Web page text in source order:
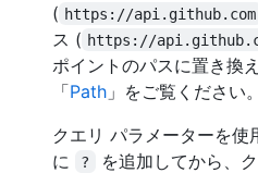
( https://api.github.com
ス ( https://
ポイントのパスに置き換
「Path 」をご覧ください。
クエリ パラメーターを使
に
?
を追加してから、